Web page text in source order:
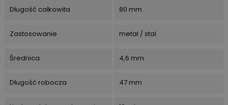
Długość całkowita 80 mm
Zastosowanie metal / stal
Średnica 4,6 mm
Długość robocza 47 mm